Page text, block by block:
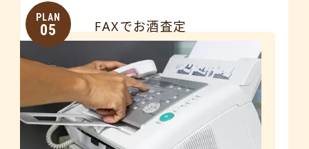
PLAN
05 FAXでお酒査定